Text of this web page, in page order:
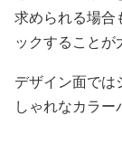
求められる場合
ックすることが
デザイン面では
しゃれなカラー